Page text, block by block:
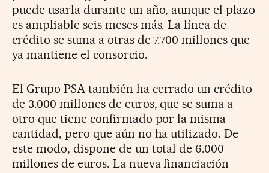
puede usarla durante un año, aunque el plazo
es ampliable seis meses más. La línea de
crédito se suma a otras de 7.700 millones que
ya mantiene el consorcio.
El Grupo PSA también ha cerrado un crédito
de 3.000 millones de euros, que se suma a
otro que tiene confirmado por la misma
cantidad, pero que aún no ha utilizado. De
este modo, dispone de un total de 6.000
millones de euros. La nueva financiación